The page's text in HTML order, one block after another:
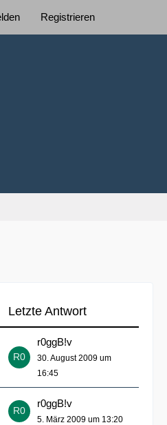
Registrieren
Letzte Antwort
r0ggB!v
30. August 2009 um
16:45
r0ggB!v
5. März 2009 um 13:20